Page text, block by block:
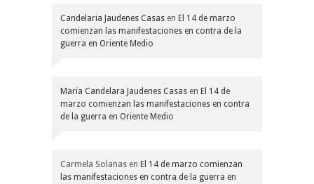
Candelaria Jaudenes Casas en El 14 de marzo
comienzan las manifestaciones en contra de la
guerra en Oriente Medio
Maria Candelara Jaudenes Casas en El 14 de
marzo comienzan las manifestaciones en contra
de la guerra en Oriente Medio
Carmela Solanas en El 14 de marzo comienzan
las manifestaciones en contra de la guerra en